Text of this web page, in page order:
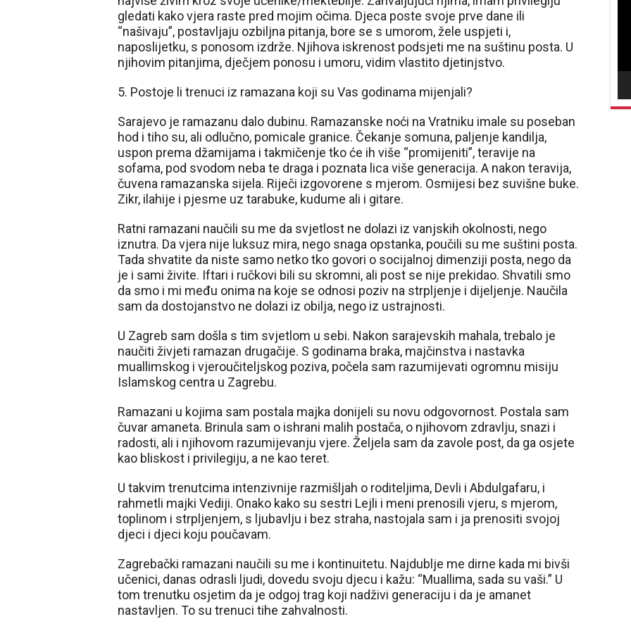
gledati kako vjera raste pred mojim očima. Djeca poste svoje prve dane ili
“našivaju”, postavljaju ozbiljna pitanja, bore se s umorom, žele uspjeti i,
naposlijetku, s ponosom izdrže. Njihova iskrenost podsjeti me na suštinu posta. U
njihovim pitanjima, dječjem ponosu i umoru, vidim vlastito djetinjstvo.
5. Postoje li trenuci iz ramazana koji su Vas godinama mijenjali?
Sarajevo je ramazanu dalo dubinu. Ramazanske noći na Vratniku imale su poseban
hod i tiho su, ali odlučno, pomicale granice. Čekanje somuna, paljenje kandilja,
uspon prema džamijama i takmičenje tko će ih više “promijeniti”, teravije na
sofama, pod svodom neba te draga i poznata lica više generacija. A nakon teravija,
čuvena ramazanska sijela. Riječi izgovorene s mjerom. Osmijesi bez suvišne buke.
Zikr, ilahije i pjesme uz tarabuke, kudume ali i gitare.
Ratni ramazani naučili su me da svjetlost ne dolazi iz vanjskih okolnosti, nego
iznutra. Da vjera nije luksuz mira, nego snaga opstanka, poučili su me suštini posta.
Tada shvatite da niste samo netko tko govori o socijalnoj dimenziji posta, nego da
je i sami živite. Iftari i ručkovi bili su skromni, ali post se nije prekidao. Shvatili smo
da smo i mi među onima na koje se odnosi poziv na strpljenje i dijeljenje. Naučila
sam da dostojanstvo ne dolazi iz obilja, nego iz ustrajnosti.
U Zagreb sam došla s tim svjetlom u sebi. Nakon sarajevskih mahala, trebalo je
naučiti živjeti ramazan drugačije. S godinama braka, majčinstva i nastavka
muallimskog i vjeroučiteljskog poziva, počela sam razumijevati ogromnu misiju
Islamskog centra u Zagrebu.
Ramazani u kojima sam postala majka donijeli su novu odgovornost. Postala sam
čuvar amaneta. Brinula sam o ishrani malih postača, o njihovom zdravlju, snazi i
radosti, ali i njihovom razumijevanju vjere. Željela sam da zavole post, da ga osjete
kao bliskost i privilegiju, a ne kao teret.
U takvim trenutcima intenzivnije razmišljah o roditeljima, Devli i Abdulgafaru, i
rahmetli majki Vediji. Onako kako su sestri Lejli i meni prenosili vjeru, s mjerom,
toplinom i strpljenjem, s ljubavlju i bez straha, nastojala sam i ja prenositi svojoj
djeci i djeci koju poučavam.
Zagrebački ramazani naučili su me i kontinuitetu. Najdublje me dirne kada mi bivši
učenici, danas odrasli ljudi, dovedu svoju djecu i kažu: “Muallima, sada su vaši.” U
tom trenutku osjetim da je odgoj trag koji nadživi generaciju i da je amanet
nastavljen. To su trenuci tihe zahvalnosti.